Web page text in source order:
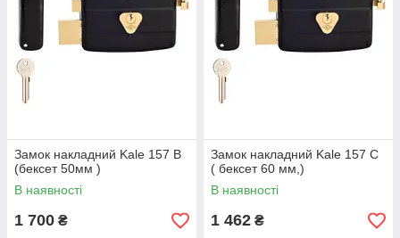
Замок накладний Kale 157 B
(бексет 50мм )
В наявності
1 700 ₴
Замок накладний Kale 157 C
( бексет 60 мм,)
В наявності
1 462 ₴